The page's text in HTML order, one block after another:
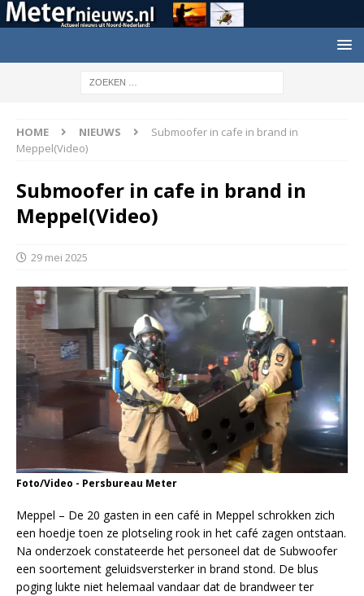
HOME NIEUWS
Submoofer in cafe in brand in
Meppel(Video)
Submoofer in cafe in brand in
Meppel(Video)
29 mei 2025
Foto/Video - Persbureau Meter
Meppel – De 20 gasten in een café in Meppel schrokken zich
een hoedje toen ze plotseling rook in het café zagen ontstaan.
Na onderzoek constateerde het personeel dat de Subwoofer
een soortement geluidsversterker in brand stond. De blus
poging lukte niet helemaal vandaar dat de brandweer ter